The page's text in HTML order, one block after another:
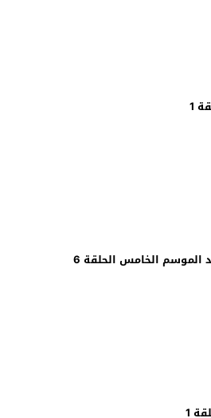
1
الخامس الحلقة 6
1